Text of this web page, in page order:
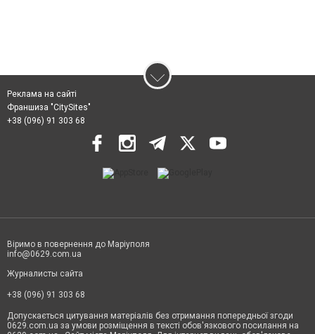
Реклама на сайті
Франшиза "CitySites"
+38 (096) 91 303 68
Віримо в повернення до Маріуполя
info@0629.com.ua
Журналисты сайта
+38 (096) 91 303 68
Допускається цитування матеріалів без отримання попередньої згоди
0629.com.ua за умови розміщення в тексті обов'язкового посилання на